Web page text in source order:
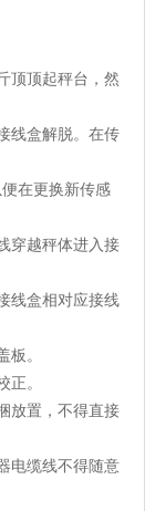
顶顶起秤台，然
线盒解脱。在传
在更换新传感
穿越秤体进入接
线盒相对应接线
板。
正。
放置，不得直接
电缆线不得随意